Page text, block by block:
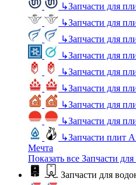
↳Запчасти для
↳Запчасти для
↳Запчасти для
↳Запчасти для
↳Запчасти для
↳Запчасти для
↳Запчасти для
↳Запчасти для
↳Запчасти плит
Мечта
Показать все Запчасти
Запчасти для